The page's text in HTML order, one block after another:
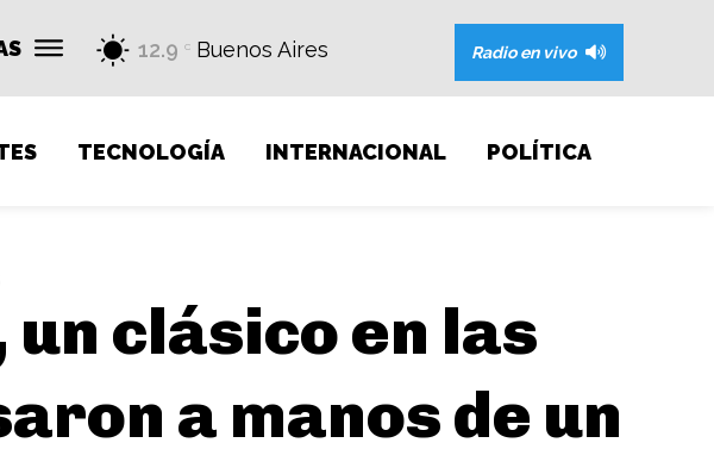
12.9 C Buenos Aires Radio en vivo
TECNOLOGÍA INTERNACIONAL POLÍTICA
clásico en las
a manos de un